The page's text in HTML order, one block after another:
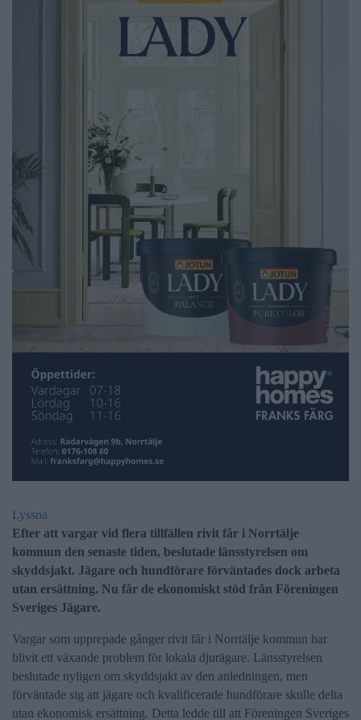
Lyssna
Efter att vargar vid flera tillfällen rivit får i Norrtälje
kommun den senaste tiden, beslutade länsstyrelsen om
skyddsjakt. Jägare och hundförare förväntades dock arbeta
utan ersättning. Nu får de ekonomiskt stöd från Föreningen
Sveriges Jägare.
Vargar som upprepade gånger rivit får i Norrtälje kommun har
blivit ett växande problem för lokala djurägare. Länsstyrelsen
beslutade nyligen om skyddsjakt av den anledningen, men
förväntade sig att jägare och kvalificerade hundförare skulle delta
utan ekonomisk ersättning. Detta ledde till att Föreningen Sveriges